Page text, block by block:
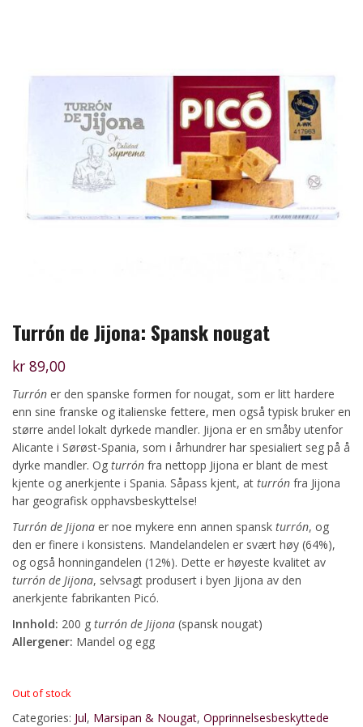
Turrón de Jijona: Spansk nougat
kr 89,00
Turrón er den spanske formen for nougat, som er litt hardere
enn sine franske og italienske fettere, men også typisk bruker en
større andel lokalt dyrkede mandler. Jijona er en småby utenfor
Alicante i Sørøst-Spania, som i århundrer har spesialiert seg på å
dyrke mandler. Og turrón fra nettopp Jijona er blant de mest
kjente og anerkjente i Spania. Såpass kjent, at turrón fra Jijona
har geografisk opphavsbeskyttelse!
Turrón de Jijona er noe mykere enn annen spansk turrón, og
den er finere i konsistens. Mandelandelen er svært høy (64%),
og også honningandelen (12%). Dette er høyeste kvalitet av
turrón de Jijona, selvsagt produsert i byen Jijona av den
anerkjente fabrikanten Picó.
Innhold: 200 g turrón de Jijona (spansk nougat)
Allergener: Mandel og egg
Out of stock
Categories: Jul, Marsipan & Nougat, Opprinnelsesbeskyttede